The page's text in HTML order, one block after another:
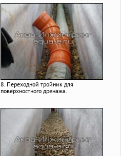
8. Переходной тройник для
поверхностного дренажа.